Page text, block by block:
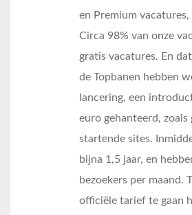
en Premium vacatures,
Circa 98% van onze
gratis vacatures. En
de Topbanen hebben
lancering, een
euro gehanteerd,
startende sites.
bijna 1,5 jaar, en
bezoekers per maand.
officiële tarief te gaan